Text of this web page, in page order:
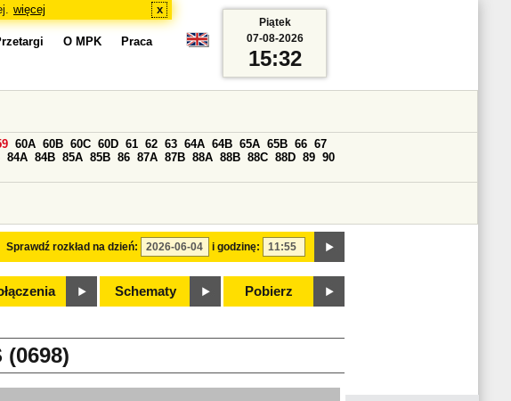
więcej x
O MPK Praca
Sprawdź rozkład na dzień: i godzinę:
60A 60B 60C 60D 61 62 63 64A 64B 65A 65B 66 67
84A 84B 85A 85B 86 87A 87B 88A 88B 88C 88D 89 90
Schematy Pobierz
Piątek
07-08-2026
15:32
(0698)